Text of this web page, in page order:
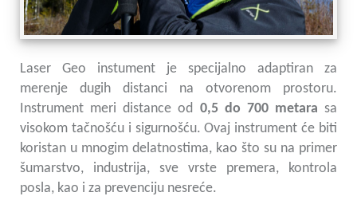
Laser Geo instument je specijalno adaptiran za
merenje dugih distanci na otvorenom prostoru.
Instrument meri distance od 0,5 do 700 metara sa
visokom tačnošću i sigurnošću. Ovaj instrument će biti
koristan u mnogim delatnostima, kao što su na primer
šumarstvo, industrija, sve vrste premera, kontrola
posla, kao i za prevenciju nesreće.